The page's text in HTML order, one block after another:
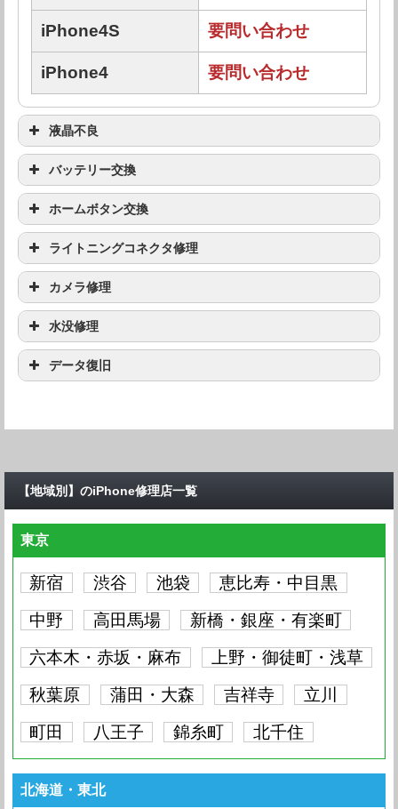
iPhone4S 要問い合わせ
iPhone4 要問い合わせ
液晶不良
機種
iPhone XR
iPhone XS Max
iPhone XS
iPhone X 要問い合わせ
iPhone8 Plus 要問い合わせ
iPhone7 要問い合わせ
iPhone SE
iPhone6S Plus 要問い合わせ
iPhone6S 要問い合わせ
iPhone6 Plus 要問い合わせ
iPhone5S 要問い合わせ
iPhone5C
バッテリー交換
機種
iPhone XR
iPhone XS Max
iPhone XS
iPhone X 要問い合わせ
iPhone7 Plus
iPhone7
iPhone SE 要問い合わせ
iPhone6S Plus 要問い合わせ
iPhone6S 要問い合わせ
iPhone6 要問い合わせ
iPhone5S
ホームボタン交換
機種
iPhone XR
iPhone XS Max
iPhone XS
iPhone8
iPhone7 Plus
iPhone7 要問い合わせ
iPhone SE 要問い合わせ
iPhone6S Plus 要問い合わせ
iPhone6S 要問い合わせ
iPhone6
ライトニングコネクタ修理
機種
iPhone XR
iPhone XS Max
iPhone8 Plus
iPhone8
iPhone7 Plus 要問い合わせ
iPhone7 要問い合わせ
iPhone SE 要問い合わせ
iPhone6S Plus 要問い合わせ
iPhone6S 要問い合わせ
iPhone6 Plus
カメラ修理
iPhone XR
iPhone X
iPhone8 Plus
iPhone8 要問い合わせ
iPhone7 Plus 要問い合わせ
iPhone7 要問い合わせ
iPhone SE 要問い合わせ
iPhone6S Plus 要問い合わせ
iPhone6S
水没修理
機種
iPhone XS
iPhone X
iPhone8 Plus 要問い合わせ
iPhone8 要問い合わせ
iPhone7 Plus 要問い合わせ
iPhone7 要問い合わせ
iPhone SE 要問い合わせ
iPhone6S Plus
データ復旧
iPhone XS Max
iPhone XS
iPhone X 要問い合わせ
iPhone8 Plus 要問い合わせ
iPhone8 要問い合わせ
iPhone7 Plus 要問い合わせ
iPhone7 要問い合わせ
iPhone SE
【地域別】のiPhone修理店一覧
東京
新宿 渋谷 池袋
恵比寿・中目黒
中野
高田馬場
新橋・銀座・有楽町
六本木・赤坂・麻布
上野・御徒町・浅草
秋葉原
蒲田・大森 吉祥寺
立川
町田
八王子 錦糸町 北千住
北海道・東北